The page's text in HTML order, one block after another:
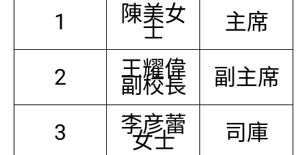
1
陳美女
士 主席
2 王耀偉
副校長 副主席
3 李彦蕾
女士 司庫